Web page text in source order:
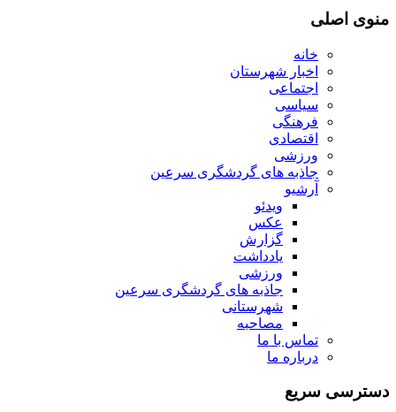
منوی اصلی
خانه
اخبار شهرستان
اجتماعی
سیاسی
فرهنگی
اقتصادی
ورزشی
جاذبه های گردشگری سرعین
آرشیو
ویدئو
عکس
گزارش
یادداشت
ورزشی
جاذبه های گردشگری سرعین
شهرستانی
مصاحبه
تماس با ما
درباره ما
دسترسی سریع